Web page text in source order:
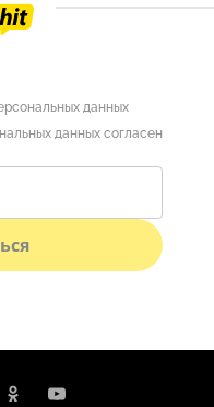
данных
данных согласен